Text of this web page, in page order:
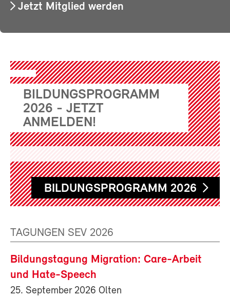
Jetzt Mitglied werden
BILDUNGSPROGRAMM
2026 - JETZT
ANMELDEN!
BILDUNGSPROGRAMM 2026
TAGUNGEN SEV 2026
Bildungstagung Migration: Care-Arbeit
und Hate-Speech
25. September 2026 Olten